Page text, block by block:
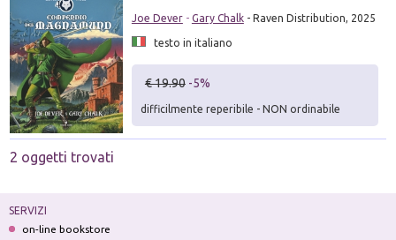
Joe Dever- Gary Chalk- Raven Distribution, 2025
testo in italiano
€ 19.90 -5%
difficilmente reperibile - NON ordinabile
2 oggetti trovati
SERVIZI
on-line bookstore